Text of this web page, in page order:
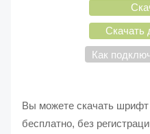
Скачать
Как
Вы можете скачать
бесплатно, без